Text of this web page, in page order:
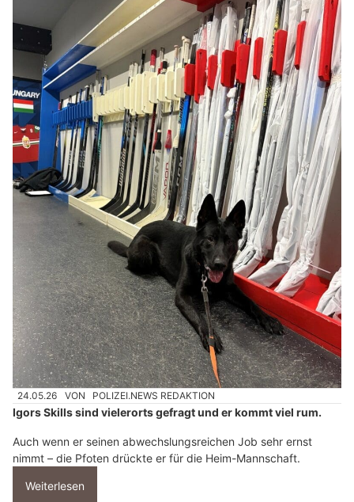
24.05.26 VON POLIZEI.NEWS REDAKTION
Igors Skills sind vielerorts gefragt und er kommt viel rum.
Auch wenn er seinen abwechslungsreichen Job sehr ernst
nimmt – die Pfoten drückte er für die Heim-Mannschaft.
Weiterlesen